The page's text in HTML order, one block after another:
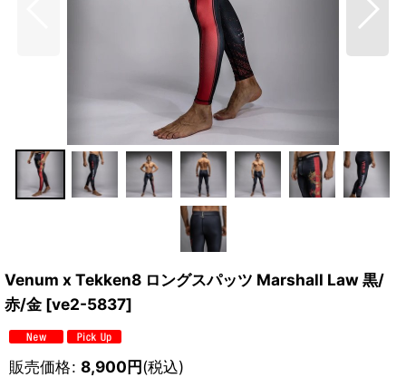
Venum x Tekken8 ロングスパッツ Marshall Law 黒/
赤/金 [ve2-5837]
販売価格: 8,900円(税込)